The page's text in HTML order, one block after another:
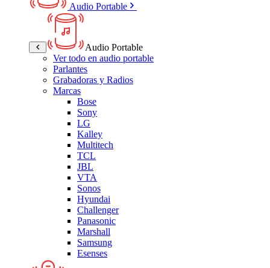
Audio Portable
Audio Portable
Ver todo en audio portable
Parlantes
Grabadoras y Radios
Marcas
Bose
Sony
LG
Kalley
Multitech
TCL
JBL
VTA
Sonos
Hyundai
Challenger
Panasonic
Marshall
Samsung
Esenses